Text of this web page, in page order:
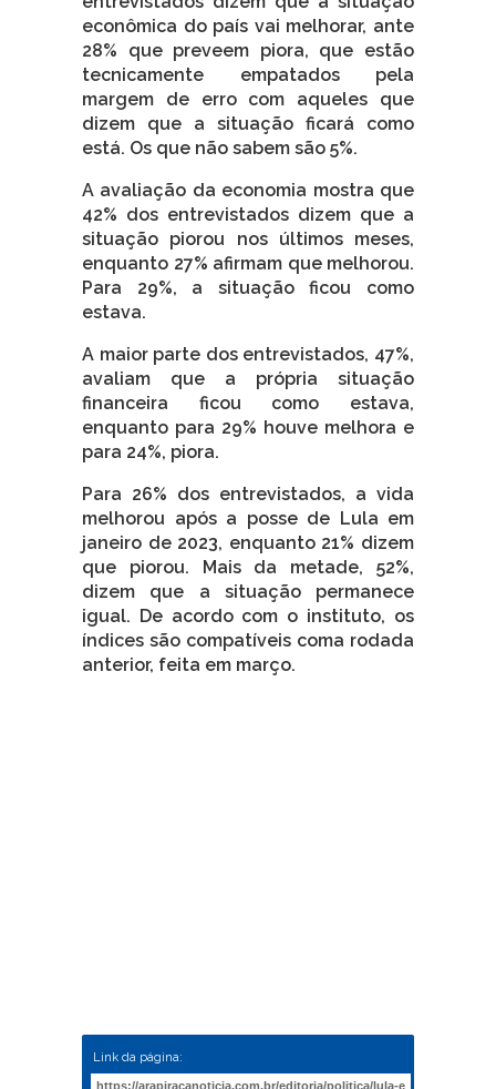
econômica do país vai melhorar, ante
28% que preveem piora, que estão
tecnicamente empatados pela
margem de erro com aqueles que
dizem que a situação ficará como
está. Os que não sabem são 5%.
A avaliação da economia mostra que
42% dos entrevistados dizem que a
situação piorou nos últimos meses,
enquanto 27% afirmam que melhorou.
Para 29%, a situação ficou como
estava.
A maior parte dos entrevistados, 47%,
avaliam que a própria situação
financeira ficou como estava,
enquanto para 29% houve melhora e
para 24%, piora.
Para 26% dos entrevistados, a vida
melhorou após a posse de Lula em
janeiro de 2023, enquanto 21% dizem
que piorou. Mais da metade, 52%,
dizem que a situação permanece
igual. De acordo com o instituto, os
índices são compatíveis coma rodada
anterior, feita em março.
Link da página: